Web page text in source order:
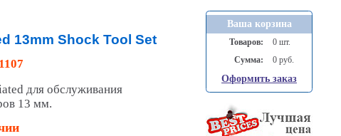
13mm Shock Tool Set
для обслуживания
13 мм.
Ваша корзина
Товаров:
0 шт.
Сумма:
0 руб.
Оформить заказ